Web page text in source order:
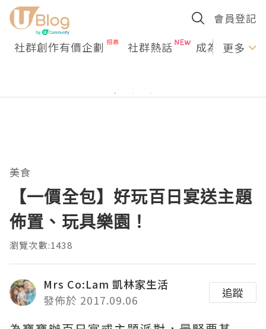
會員登記
社群創作有價企劃 社群熱話 成為U更多
美食
【一價全包】好玩百日宴送主題
佈置、玩具樂園！
瀏覽次數:1438
Mrs Co:Lam 凱林家生活
發佈於 2017.09.06
追蹤